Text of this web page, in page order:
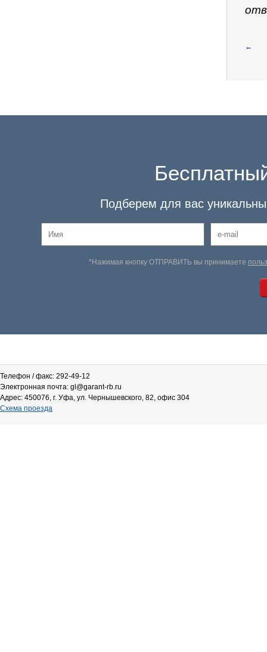
←
Подберем для вас
*Нажимая кнопку ОТПРАВИТЬ вы принимаете
Телефон / факс: 292-49-12
Электронная почта: gl@garant-rb.ru
Адрес: 450076, г. Уфа, ул. Чернышевского, 82, офис 304
Схема проезда